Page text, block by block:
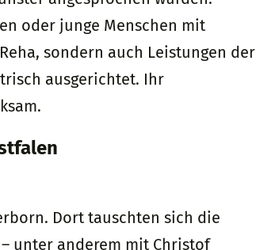
oder junge Menschen mit
sondern auch Leistungen der
ausgerichtet. Ihr
Dort tauschten sich die
unter anderem mit Christof